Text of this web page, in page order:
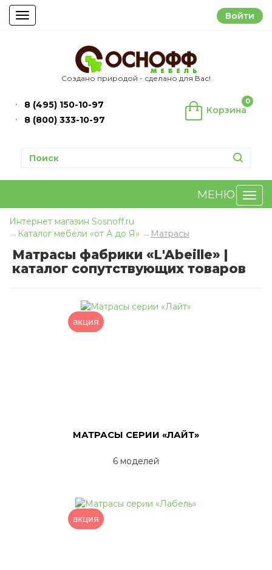
Toggle
navigation
Войти
Создано природой - сделано для Вас!
Корзина
0
8 (495) 150-10-97
8 (800) 333-10-97
МЕНЮ
Интернет магазин Sosnoff.ru
Каталог мебели «от А до Я»
Матрасы
Матрасы фабрики «L'Abeille» |
каталог сопутствующих товаров
акция
МАТРАСЫ СЕРИИ «ЛАЙТ»
6 моделей
акция